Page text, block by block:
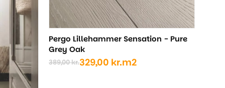
Pergo Lillehammer Sensation - Pure
Grey Oak
389,00kr.
Den
329,00 kr.
Den
m2